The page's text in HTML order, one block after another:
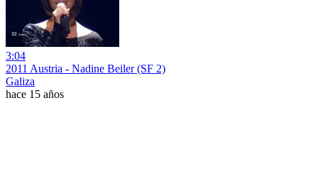
3:04
2011 Austria - Nadine Beiler (SF 2)
Galiza
hace 15 años